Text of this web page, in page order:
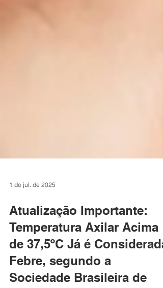
Atualização Importante:
Temperatura Axilar Acima
de 37,5ºC Já é Considerada
Febre, segundo a